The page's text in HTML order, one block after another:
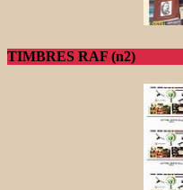
TIMBRES RAF (n2)